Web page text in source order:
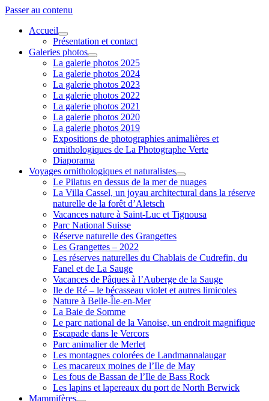
Passer au contenu
Accueil
ouvrir
menu
Présentation et contact
Galeries photos
ouvrir
menu
La galerie photos 2025
La galerie photos 2024
La galerie photos 2023
La galerie photos 2022
La galerie photos 2021
La galerie photos 2020
La galerie photos 2019
Expositions de photographies animalières et
ornithologiques de La Photographe Verte
Diaporama
Voyages ornithologiques et naturalistes
ouvrir
menu
Le Pilatus en dessus de la mer de nuages
La Villa Cassel, un joyau architectural dans la réserve
naturelle de la forêt d’Aletsch
Vacances nature à Saint-Luc et Tignousa
Parc National Suisse
Réserve naturelle des Grangettes
Les Grangettes – 2022
Les réserves naturelles du Chablais de Cudrefin, du
Fanel et de La Sauge
Vacances de Pâques à l’Auberge de la Sauge
Ile de Ré – le bécasseau violet et autres limicoles
Nature à Belle-Île-en-Mer
La Baie de Somme
Le parc national de la Vanoise, un endroit magnifique
Escapade dans le Vercors
Parc animalier de Merlet
Les montagnes colorées de Landmannalaugar
Les macareux moines de l’Ile de May
Les fous de Bassan de l’Ile de Bass Rock
Les lapins et lapereaux du port de North Berwick
Mammifères